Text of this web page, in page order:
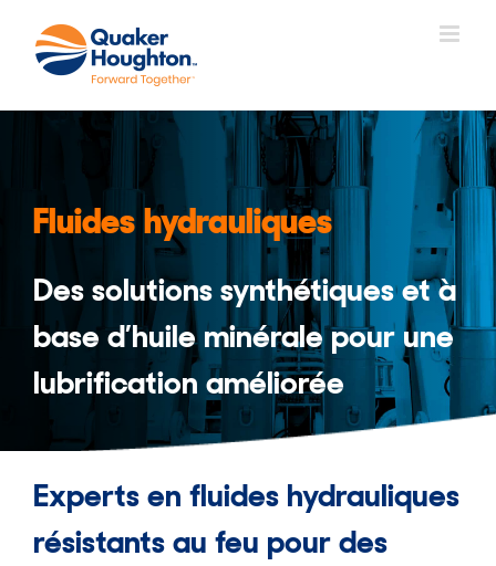
content
Fluides hydrauliques
Des solutions synthétiques et à
base d’huile minérale pour une
lubrification améliorée
Experts en fluides hydrauliques
résistants au feu pour des